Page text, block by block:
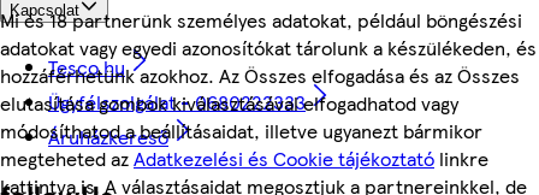
Mi és 18 partnerünk személyes adatokat, például böngészési
adatokat vagy egyedi azonosítókat tárolunk a készülékeden, és
hozzáférhetünk azokhoz. Az Összes elfogadása és az Összes
elutasítása gombok kiválasztásával elfogadhatod vagy
módosíthatod a beállításaidat, illetve ugyanezt bármikor
megteheted azAdatkezelési és Cookie tájékoztató linkre
kattintva is. A választásaidat megosztjuk a partnereinkkel, de
Kapcsolat
Tesco.hu
Ügyfélszolgálat - 0680222333
Áruházkereső